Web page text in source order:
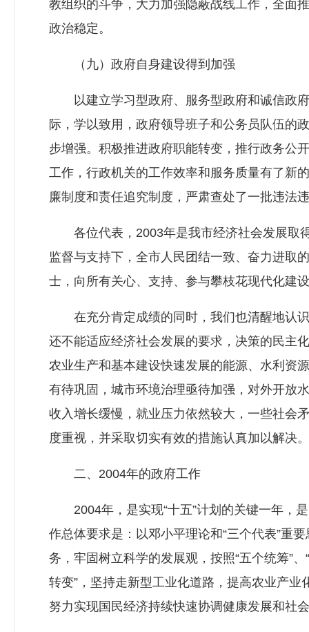
教组织的斗争，大力加强隐蔽战线工作，全面
政治稳定。
（九）政府自身建设得到加强
以建立学习型政府、服务型政府和诚信政府
际，学以致用，政府领导班子和公务员队伍的
步增强。积极推进政府职能转变，推行政务公
工作，行政机关的工作效率和服务质量有了新
廉制度和责任追究制度，严肃查处了一批违法
各位代表，2003年是我市经济社会发展取得
监督与支持下，全市人民团结一致、奋力进取
士，向所有关心、支持、参与攀枝花现代化建
在充分肯定成绩的同时，我们也清醒地认识
还不能适应经济社会发展的要求，决策的民主
农业生产和基本建设快速发展的能源、水利资
有待巩固，城市环境治理亟待加强，对外开放
收入增长缓慢，就业压力依然较大，一些社会
度重视，并采取切实有效的措施认真加以解决。
二、2004年的政府工作
2004年，是实现“十五”计划的关键一年，是
作总体要求是：以邓小平理论和“三个代表”重
务，牢固树立科学的发展观，按照“五个统筹”
转变”，坚持走新型工业化道路，提高农业产
努力实现国民经济持续快速协调健康发展和社